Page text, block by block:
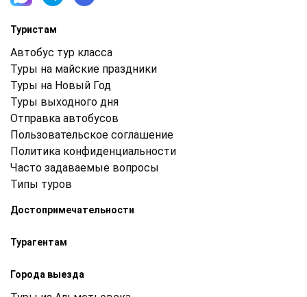
Туристам
Автобус тур класса
Туры на майские праздники
Туры на Новый Год
Туры выходного дня
Отправка автобусов
Пользовательское соглашение
Политика конфиденциальности
Часто задаваемые вопросы
Типы туров
Достопримечательности
Турагентам
Города выезда